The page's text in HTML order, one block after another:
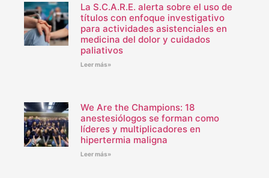
La S.C.A.R.E. alerta sobre el uso de
títulos con enfoque investigativo
para actividades asistenciales en
medicina del dolor y cuidados
paliativos
Leer más»
We Are the Champions: 18
anestesiólogos se forman como
líderes y multiplicadores en
hipertermia maligna
Leer más»